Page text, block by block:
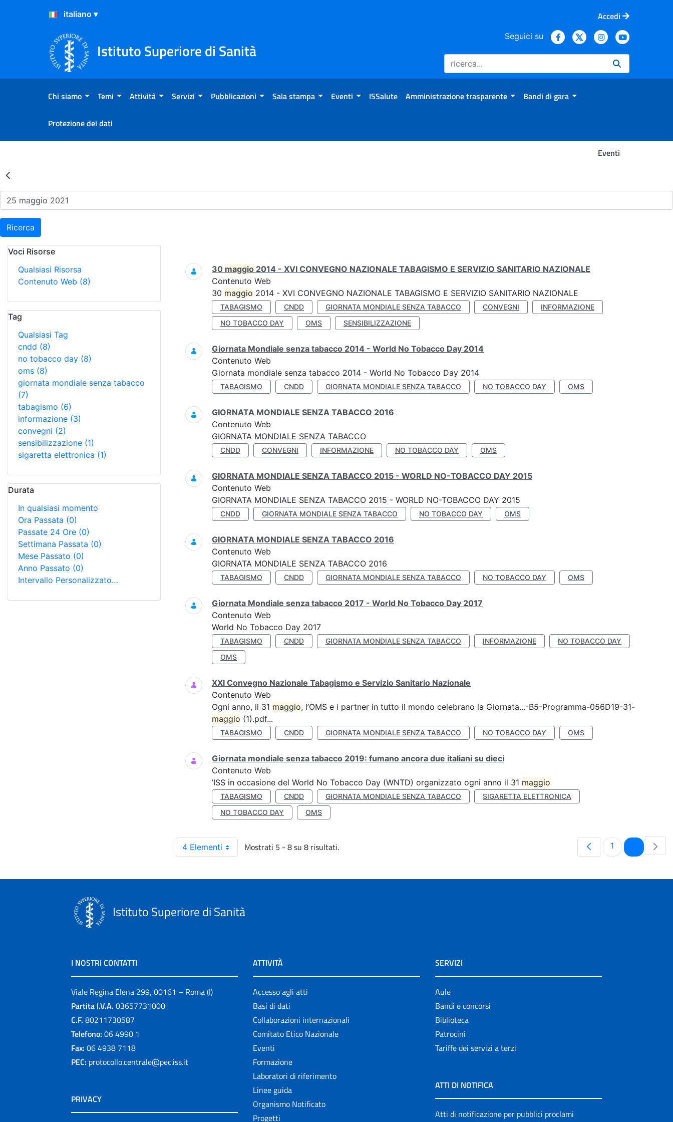
Salta al Contenuto
Salta al Footer
Accedi
Istituto Superiore di Sanità
Seguici su
Chi siamo Temi Attività Servizi Pubblicazioni Sala stampa Eventi ISSalute Amministrazione trasparente Bandi di gara
Protezione dei dati
Eventi
Risultati della Ricerca - Eventi
Ricerca
Voci Risorse
Qualsiasi Risorsa
Contenuto Web (8)
Tag
Qualsiasi Tag
cndd (8)
no tobacco day (8)
oms (8)
giornata mondiale senza tabacco
(7)
tabagismo (6)
informazione (3)
convegni (2)
sensibilizzazione (1)
sigaretta elettronica (1)
Durata
In qualsiasi momento
Ora Passata (0)
Passate 24 Ore (0)
Settimana Passata (0)
Mese Passato (0)
Anno Passato (0)
Intervallo Personalizzato…
Ricerca
30 maggio 2014 - XVI CONVEGNO NAZIONALE TABAGISMO E SERVIZIO SANITARIO NAZIONALE
Contenuto Web
30 maggio 2014 - XVI CONVEGNO NAZIONALE TABAGISMO E SERVIZIO SANITARIO NAZIONALE
TABAGISMO CNDD GIORNATA MONDIALE SENZA TABACCO CONVEGNI
INFORMAZIONE
NO TOBACCO DAY
OMS SENSIBILIZZAZIONE
Giornata Mondiale senza tabacco 2014 - World No Tobacco Day 2014
Contenuto Web
Giornata mondiale senza tabacco 2014 - World No Tobacco Day 2014
TABAGISMO CNDD GIORNATA MONDIALE SENZA TABACCO NO TOBACCO DAY OMS
GIORNATA MONDIALE SENZA TABACCO 2016
Contenuto Web
GIORNATA MONDIALE SENZA TABACCO
CNDD CONVEGNI INFORMAZIONE NO TOBACCO DAY OMS
GIORNATA MONDIALE SENZA TABACCO 2015 - WORLD NO-TOBACCO DAY 2015
Contenuto Web
GIORNATA MONDIALE SENZA TABACCO 2015 - WORLD NO-TOBACCO DAY 2015
CNDD GIORNATA MONDIALE SENZA TABACCO NO TOBACCO DAY OMS
GIORNATA MONDIALE SENZA TABACCO 2016
Contenuto Web
GIORNATA MONDIALE SENZA TABACCO 2016
TABAGISMO CNDD GIORNATA MONDIALE SENZA TABACCO NO TOBACCO DAY OMS
Giornata Mondiale senza tabacco 2017 - World No Tobacco Day 2017
Contenuto Web
World No Tobacco Day 2017
TABAGISMO CNDD GIORNATA MONDIALE SENZA TABACCO INFORMAZIONE
NO TOBACCO DAY
OMS
XXI Convegno Nazionale Tabagismo e Servizio Sanitario Nazionale
Contenuto Web
Ogni anno, il 31 maggio, l’OMS e i partner in tutto il mondo celebrano la Giornata...-B5-Programma-056D19-31-
maggio (1).pdf...
TABAGISMO CNDD GIORNATA MONDIALE SENZA TABACCO NO TOBACCO DAY OMS
Giornata mondiale senza tabacco 2019: fumano ancora due italiani su dieci
Contenuto Web
’ISS in occasione del World No Tobacco Day (WNTD) organizzato ogni anno il 31 maggio
TABAGISMO CNDD GIORNATA MONDIALE SENZA TABACCO
SIGARETTA ELETTRONICA
NO TOBACCO DAY
OMS
4 Elementi Mostrati 5 - 8 su 8 risultati. Pagina
1 Pagina
Istituto Superiore di Sanità
I NOSTRI CONTATTI
Viale Regina Elena 299, 00161 – Roma (I)
Partita I.V.A. 03657731000
C.F. 80211730587
Telefono: 06 4990 1
Fax: 06 4938 7118
PEC: protocollo.centrale@pec.iss.it
PRIVACY
ATTIVITÀ
Accesso agli atti
Basi di dati
Collaborazioni internazionali
Comitato Etico Nazionale
Eventi
Formazione
Laboratori di riferimento
Linee guida
Organismo Notificato
Progetti
SERVIZI
Aule
Bandi e concorsi
Biblioteca
Patrocini
Tariffe dei servizi a terzi
ATTI DI NOTIFICA
Atti di notificazione per pubblici proclami